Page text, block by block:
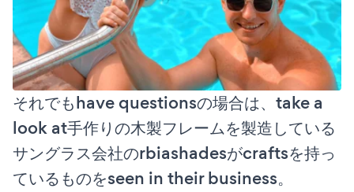
それでもhave questionsの場合は、take a
look at手作りの木製フレームを製造している
サングラス会社のrbiashadesがcraftsを持っ
ているものをseen in their business。